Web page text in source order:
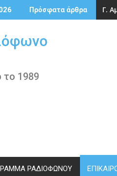
Πρόσφατα άρθρα Γ.
το 1989
ΡΑΔΙΟΦΏΝΟΥ